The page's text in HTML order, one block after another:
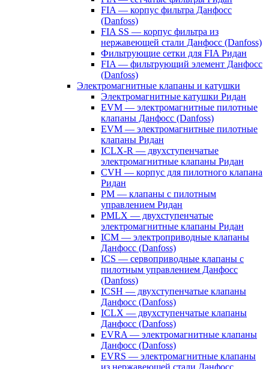
FIA — корпус фильтра Данфосс
(Danfoss)
FIA SS — корпус фильтра из
нержавеющей стали Данфосс (Danfoss)
Фильтрующие сетки для FIA Ридан
FIA — фильтрующий элемент Данфосс
(Danfoss)
Электромагнитные клапаны и катушки
Электромагнитные катушки Ридан
EVM — электромагнитные пилотные
клапаны Данфосс (Danfoss)
EVM — электромагнитные пилотные
клапаны Ридан
ICLX-R — двухступенчатые
электромагнитные клапаны Ридан
CVH — корпус для пилотного клапана
Ридан
PM — клапаны с пилотным
управлением Ридан
PMLX — двухступенчатые
электромагнитные клапаны Ридан
ICM — электроприводные клапаны
Данфосс (Danfoss)
ICS — сервоприводные клапаны с
пилотным управлением Данфосс
(Danfoss)
ICSH — двухступенчатые клапаны
Данфосс (Danfoss)
ICLX — двухступенчатые клапаны
Данфосс (Danfoss)
EVRA — электромагнитные клапаны
Данфосс (Danfoss)
EVRS — электромагнитные клапаны
из нержавеющей стали Данфосс